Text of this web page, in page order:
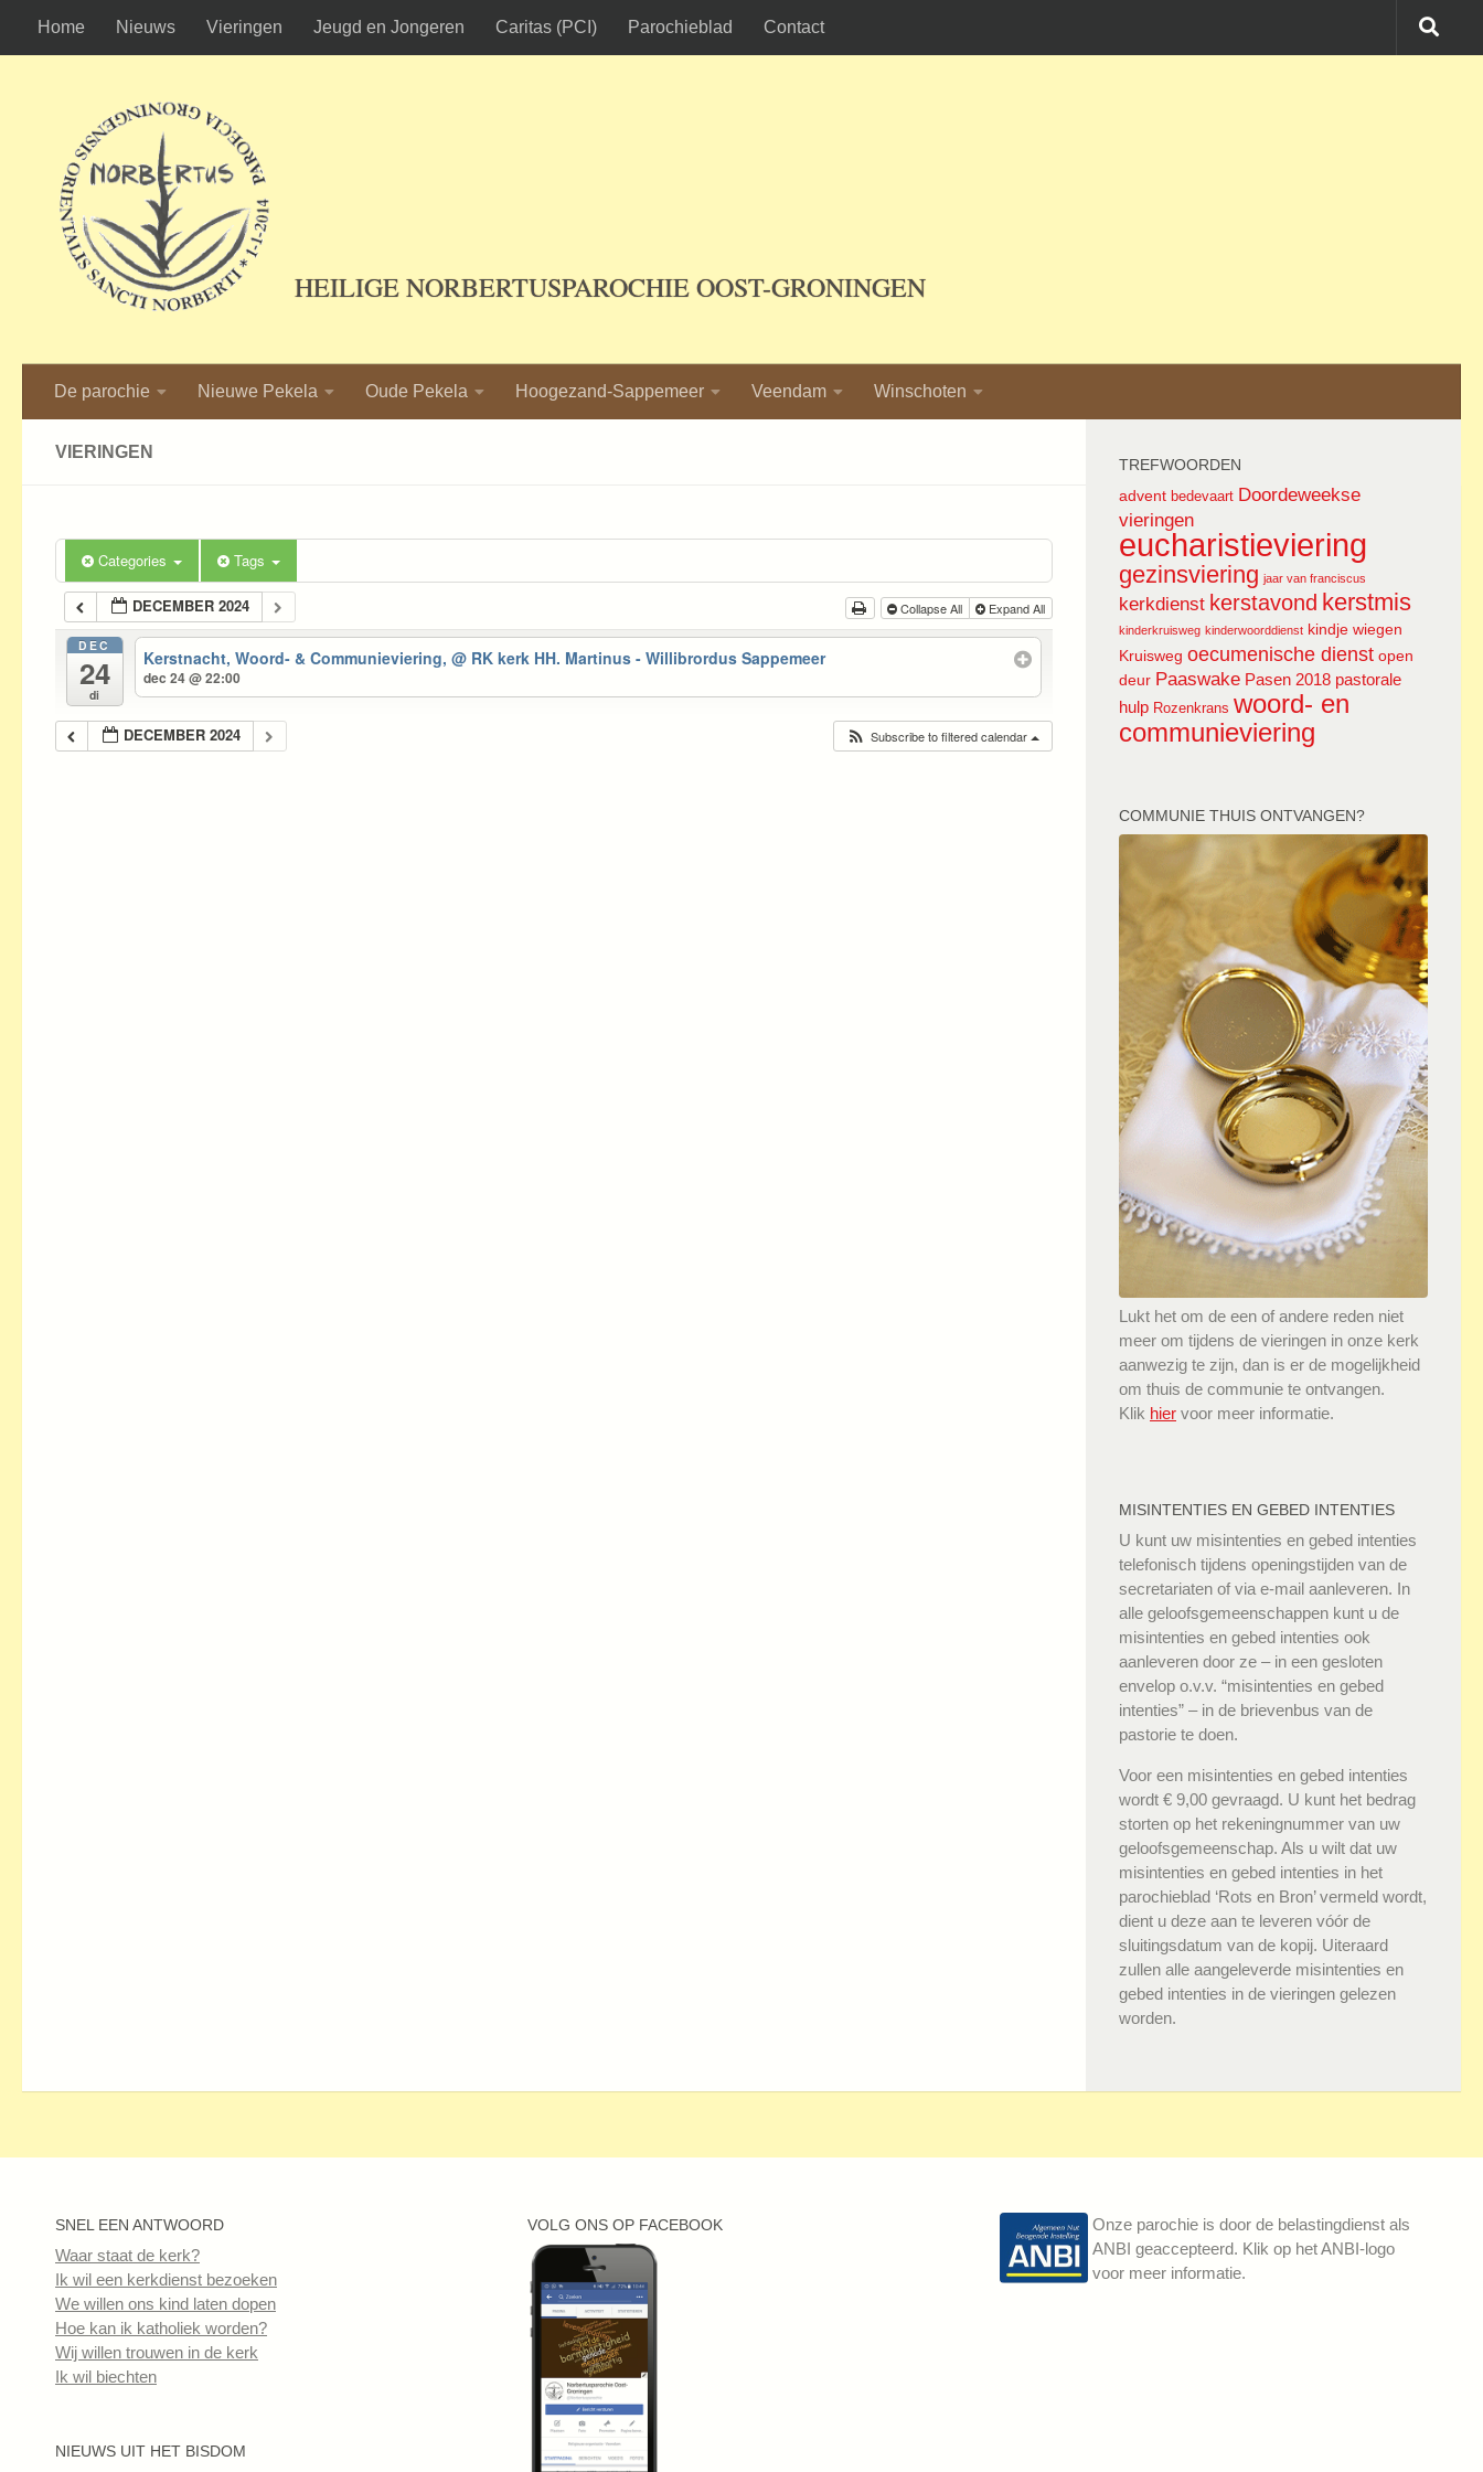
Ga naar de inhoud
Home Nieuws Vieringen Jeugd en Jongeren Caritas (PCI) Parochieblad Contact
HEILIGE NORBERTUSPAROCHIE OOST-GRONINGEN
De parochie Nieuwe Pekela Oude Pekela Hoogezand-Sappemeer Veendam Winschoten
VIERINGEN
Categories Tags
DECEMBER 2024 Collapse All Expand All
DEC
24
di
Kerstnacht, Woord- & Communieviering,@ RK kerk HH. Martinus - Willibrordus Sappemeer
dec 24 @ 22:00
DECEMBER 2024 Subscribe to filtered calendar
TREFWOORDEN
advent bedevaart Doordeweekse
vieringen
eucharistieviering
gezinsviering jaar van franciscus
kerkdienst kerstavond kerstmis
kinderkruisweg kinderwoorddienst kindje wiegen
Kruisweg oecumenische dienst open
deur Paaswake Pasen 2018 pastorale
hulp Rozenkrans woord- en
communieviering
COMMUNIE THUIS ONTVANGEN?
Lukt het om de een of andere reden niet
meer om tijdens de vieringen in onze kerk
aanwezig te zijn, dan is er de mogelijkheid
om thuis de communie te ontvangen.
Klik hier voor meer informatie.
MISINTENTIES EN GEBED INTENTIES
U kunt uw misintenties en gebed intenties
telefonisch tijdens openingstijden van de
secretariaten of via e-mail aanleveren. In
alle geloofsgemeenschappen kunt u de
misintenties en gebed intenties ook
aanleveren door ze – in een gesloten
envelop o.v.v. “misintenties en gebed
intenties” – in de brievenbus van de
pastorie te doen.
Voor een misintenties en gebed intenties
wordt € 9,00 gevraagd. U kunt het bedrag
storten op het rekeningnummer van uw
geloofsgemeenschap. Als u wilt dat uw
misintenties en gebed intenties in het
parochieblad ‘Rots en Bron’ vermeld wordt,
dient u deze aan te leveren vóór de
sluitingsdatum van de kopij. Uiteraard
zullen alle aangeleverde misintenties en
gebed intenties in de vieringen gelezen
worden.
SNEL EEN ANTWOORD
Waar staat de kerk?
Ik wil een kerkdienst bezoeken
We willen ons kind laten dopen
Hoe kan ik katholiek worden?
Wij willen trouwen in de kerk
Ik wil biechten
NIEUWS UIT HET BISDOM
VOLG ONS OP FACEBOOK
Onze parochie is door de belastingdienst als
ANBI geaccepteerd. Klik op het ANBI-logo
voor meer informatie.